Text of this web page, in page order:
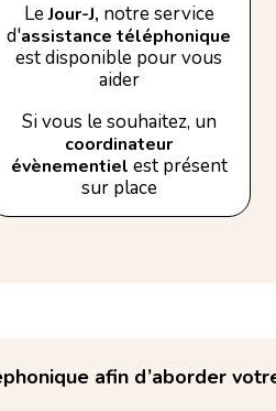
LeJour-J, notre service
d'assistance téléphonique
est disponible pour vous
aider
Si vous le souhaitez, un
coordinateur
évènementiel est présent
sur place
afin d’aborder